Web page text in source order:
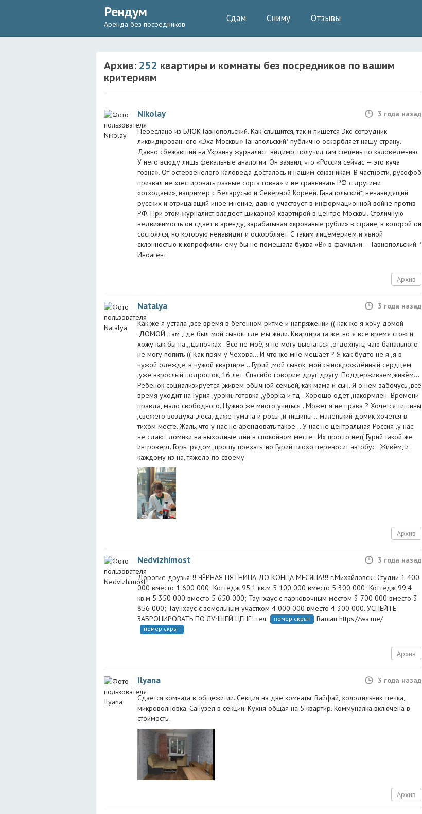
Рендум
Аренда без посредников
Сдам Сниму Отзывы
Архив: 252 квартиры и комнаты без посредников по вашим
критериям
Nikolay
3 года назад
Переслано из БЛОК Гавнопольский. Как слышится, так и пишется Экс-сотрудник
ликвидированного «Эха Москвы» Ганапольский* публично оскорбляет нашу страну.
Давно сбежавший на Украину журналист, видимо, получил там степень по каловедению.
У него всюду лишь фекальные аналогии. Он заявил, что «Россия сейчас — это куча
говна». От остервенелого каловеда досталось и нашим союзникам. В частности, русофоб
призвал не «тестировать разные сорта говна» и не сравнивать РФ с другими
«отходами», например с Беларусью и Северной Кореей. Ганапольский*, ненавидящий
русских и отрицающий иное мнение, давно участвует в информационной войне против
РФ. При этом журналист владеет шикарной квартирой в центре Москвы. Столичную
недвижимость он сдает в аренду, зарабатывая «кровавые рубли» в стране, в которой он
состоялся, но которую ненавидит и оскорбляет. С таким лицемерием и явной
склонностью к копрофилии ему бы не помешала буква «В» в фамилии — Гавнопольский. *
Иноагент
Архив
Natalya
3 года назад
Как же я устала ,все время в бегенном ритме и напряжении (( как же я хочу домой
,ДОМОЙ ,там ,где был мой сынок ,где мы жили. Квартира та же, но я все время стою и
хожу как бы на ,,цыпочках.. Все не моё, я не могу выспаться ,отдохнуть, чаю банального
не могу попить (( Как прям у Чехова... И что же мне мешает ? Я как будто не я ,я в
чужой одежде, в чужой квартире .. Гурий ,мой сынок ,мой сынок,рождённый сердцем
,уже взрослый подросток, 16 лет. Спасибо говорим друг другу. Поддерживаем,живём...
Ребёнок социализируется ,живём обычной семьёй, как мама и сын. Я о нем забочусь ,все
время уходит на Гурия ,уроки, готовка ,уборка и тд . Хорошо одет ,накормлен .Времени
правда, мало свободного. Нужно же много учиться . Может я не права ? Хочется тишины
,свежего воздуха ,леса, даже тумана и росы ,и тишины ...маленький домик хочется в
тихом месте. Жаль, что у нас не арендовать такое .. У нас не центральная Россия ,у нас
не сдают домики на выходные дни в спокойном месте . Их просто нет( Гурий такой же
интроверт. Горы рядом ,прошу поехать, но Гурий плохо переносит автобус.. Живём, и
каждому из на, тяжело по своему
Архив
Nedvizhimost
3 года назад
Дорогие друзья!!! ЧЁРНАЯ ПЯТНИЦА ДО КОНЦА МЕСЯЦА!!! г.Михайловск : Студии 1 400
000 вместо 1 600 000; Коттедж 95,1 кв.м 5 100 000 вместо 5 300 000; Коттедж 99,4
кв.м 5 350 000 вместо 5 650 000; Таунхаус с парковочным местом 3 700 000 вместо 3
856 000; Таунхаус с земельным участком 4 000 000 вместо 4 300 000. УСПЕЙТЕ
ЗАБРОНИРОВАТЬ ПО ЛУЧШЕЙ ЦЕНЕ! тел.
номер скрыт Ватсап https://wa.me/
номер скрыт
Архив
Ilyana
3 года назад
Сдается комната в общежитии. Секция на две комнаты. Вайфай, холодильник, печка,
микроволновка. Санузел в секции. Кухня общая на 5 квартир. Коммуналка включена в
стоимость.
Архив